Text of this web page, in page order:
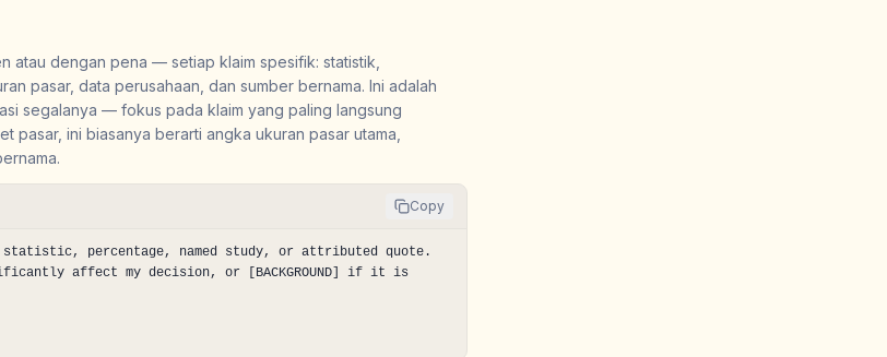
atau dengan pena — setiap klaim spesifik: statistik,
pasar, data perusahaan, dan sumber bernama. Ini adalah
segalanya — fokus pada klaim yang paling langsung
pasar, ini biasanya berarti angka ukuran pasar utama,
Copy
percentage, named study, or attributed quote.
affect my decision, or [BACKGROUND] if it is